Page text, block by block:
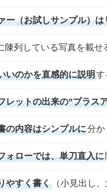
ー（お試しサンプル）
陳列している写真を載せ
いのかを直感的に説明す
レットの出来の”プラス
の内容はシンプルに分か
ォローでは、単刀直入に
やすく書く（小見出し、